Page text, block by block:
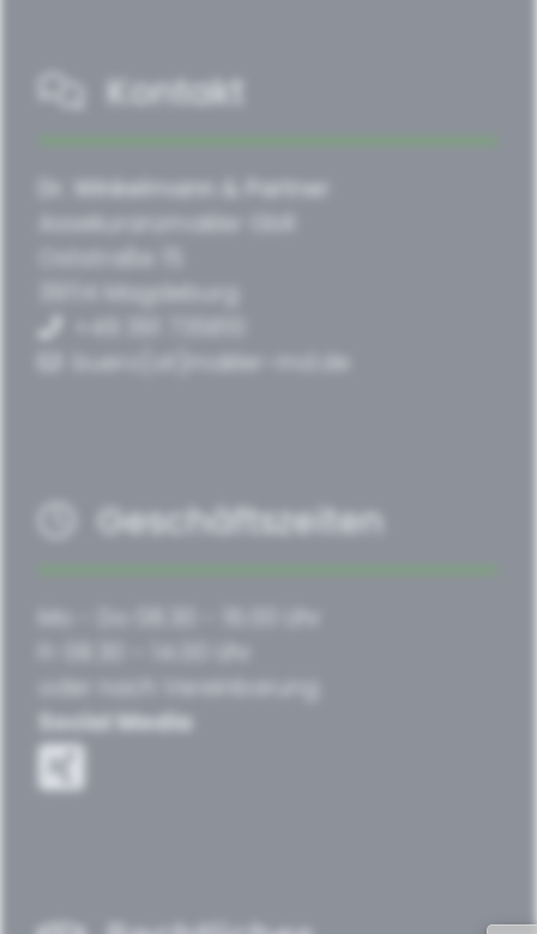
Kontakt
Dr. Winkelmann & Partner
buero[at]makler-md.de
Geschäftszeiten
Social Media